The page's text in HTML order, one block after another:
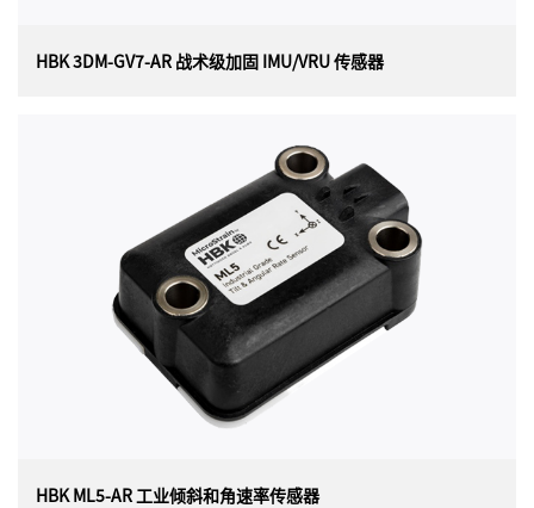
HBK 3DM-GV7-AR 战术级加固 IMU/VRU 传感器
HBK 3DM-GV7-AR 战术级加固 IMU/VRU 传感器
美国 Lord（现 HBK）MICROSTRAIN 3DM-GV7-AR 战术
级加固 IMU/VRU 传感器，坚固耐用的 IP68 战术级
IMU/VRU，单独校准以获得最佳性能。3DM-GV7-AR 具有
先进的扩展卡尔曼滤波器、尖端的定向算法、先进的时间
管理和事件触发系统。
HBK ML5-AR 工业倾斜和角速率传感器